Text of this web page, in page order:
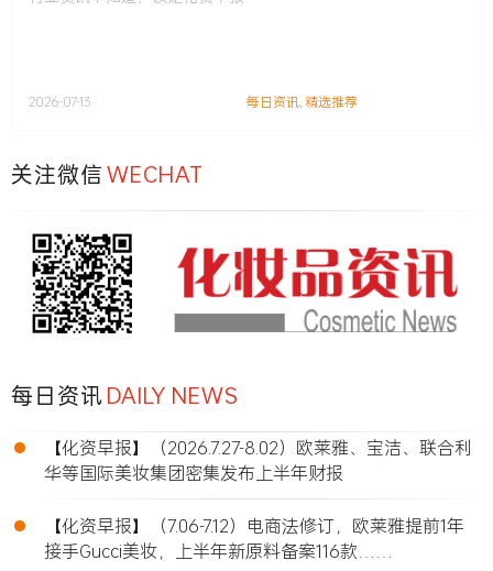
2026-07-13 每日资讯,精选推荐
关注微信WECHAT
每日资讯DAILY NEWS
•
【化资早报】（2026.7.27-8.02）欧莱雅、宝洁、联合利
华等国际美妆集团密集发布上半年财报
•
【化资早报】（7.06-7.12）电商法修订，欧莱雅提前1年
接手Gucci美妆，上半年新原料备案116款……